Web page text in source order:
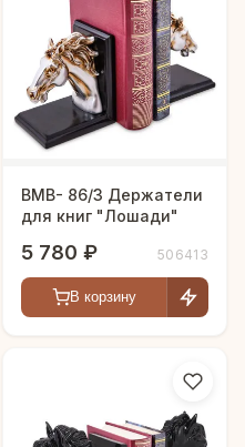
BMB- 86/3 Держатели
для книг "Лошади"
5 780 ₽ 506413
В корзину